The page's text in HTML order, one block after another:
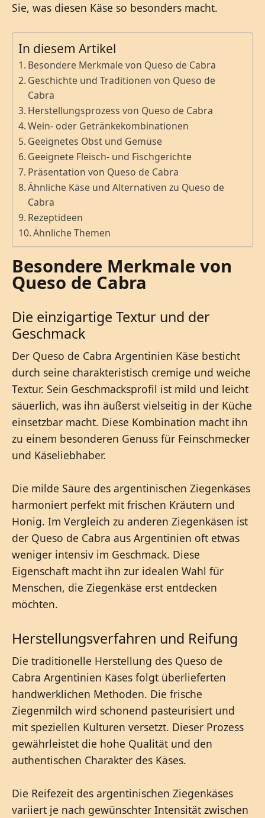
Sie, was diesen Käse so besonders macht.
In diesem Artikel
Besondere Merkmale von Queso de Cabra
Geschichte und Traditionen von Queso de
Cabra
Herstellungsprozess von Queso de Cabra
Wein- oder Getränkekombinationen
Geeignetes Obst und Gemüse
Geeignete Fleisch- und Fischgerichte
Präsentation von Queso de Cabra
Ähnliche Käse und Alternativen zu Queso de
Cabra
Rezeptideen
Ähnliche Themen
Besondere Merkmale von
Queso de Cabra
Die einzigartige Textur und der
Geschmack
Der Queso de Cabra Argentinien Käse besticht
durch seine charakteristisch cremige und weiche
Textur. Sein Geschmacksprofil ist mild und leicht
säuerlich, was ihn äußerst vielseitig in der Küche
einsetzbar macht. Diese Kombination macht ihn
zu einem besonderen Genuss für Feinschmecker
und Käseliebhaber.
Die milde Säure des argentinischen Ziegenkäses
harmoniert perfekt mit frischen Kräutern und
Honig. Im Vergleich zu anderen Ziegenkäsen ist
der Queso de Cabra aus Argentinien oft etwas
weniger intensiv im Geschmack. Diese
Eigenschaft macht ihn zur idealen Wahl für
Menschen, die Ziegenkäse erst entdecken
möchten.
Herstellungsverfahren und Reifung
Die traditionelle Herstellung des Queso de
Cabra Argentinien Käses folgt überlieferten
handwerklichen Methoden. Die frische
Ziegenmilch wird schonend pasteurisiert und
mit speziellen Kulturen versetzt. Dieser Prozess
gewährleistet die hohe Qualität und den
authentischen Charakter des Käses.
Die Reifezeit des argentinischen Ziegenkäses
variiert je nach gewünschter Intensität zwischen